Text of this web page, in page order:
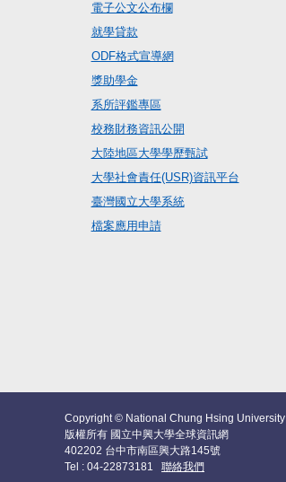
電子公文公布欄
就學貸款
ODF格式宣導網
獎助學金
系所評鑑專區
校務財務資訊公開
大陸地區大學學歷甄試
大學社會責任(USR)資訊平台
臺灣國立大學系統
檔案應用申請
Copyright © National Chung Hsing University
版權所有 國立中興大學全球資訊網
402202 台中市南區興大路145號
Tel : 04-22873181 聯絡我們